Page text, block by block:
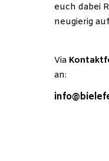
euch dabei
neugierig
Via
an: